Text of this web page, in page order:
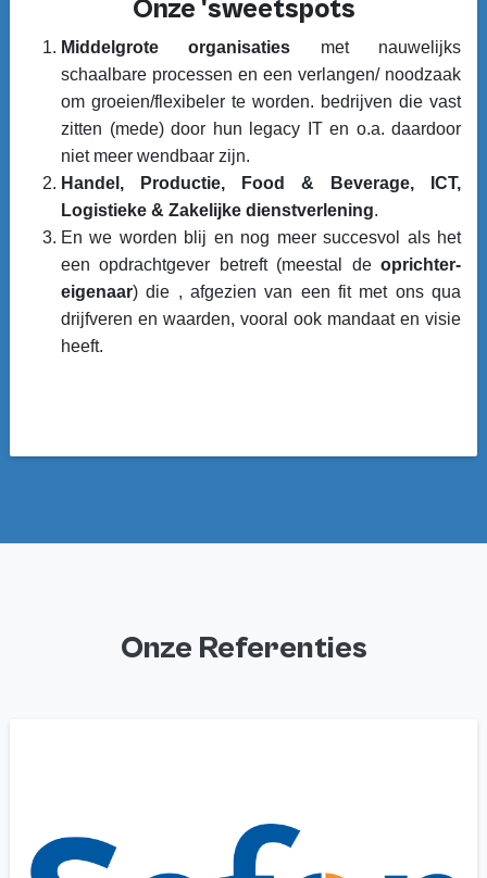
Onze 'sweetspots
Middelgrote organisaties met nauwelijks
schaalbare processen en een verlangen/ noodzaak
om groeien/flexibeler te worden. bedrijven die vast
zitten (mede) door hun legacy IT en o.a. daardoor
niet meer wendbaar zijn.
Handel, Productie, Food & Beverage, ICT,
Logistieke & Zakelijke dienstverlening.
En we worden blij en nog meer succesvol als het
een opdrachtgever betreft (meestal de oprichter-
eigenaar) die , afgezien van een fit met ons qua
drijfveren en waarden, vooral ook mandaat en visie
heeft.
Onze Referenties